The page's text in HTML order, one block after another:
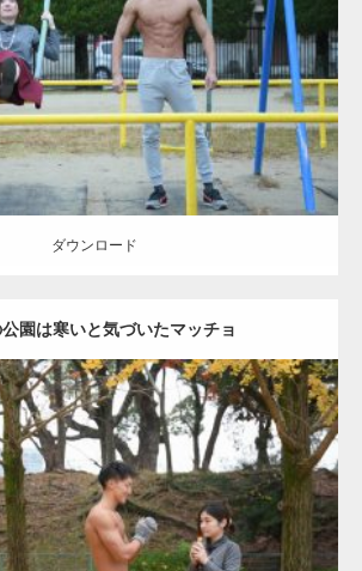
チョ その他 AKIHITO(細マッチョ) 腹筋 大胸筋
ード
ダウンロード
園は寒いと気づいたマッチョ
Update: 2021.07.8
チョ その他 AKIHITO(細マッチョ) 上腕三頭筋
肩